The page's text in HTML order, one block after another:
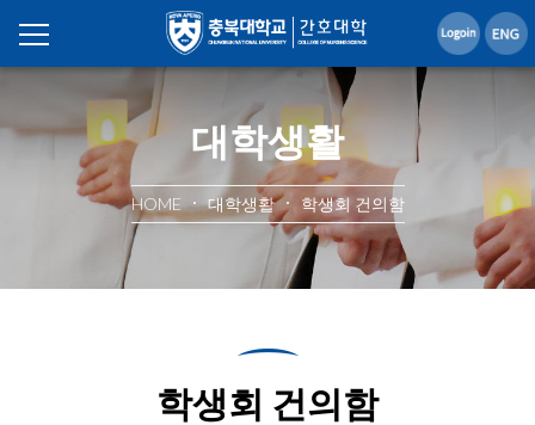
대학생활
HOME 대학생활 학생회 건의함
학생회 건의함